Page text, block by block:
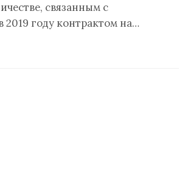
связанным с
году контрактом на…